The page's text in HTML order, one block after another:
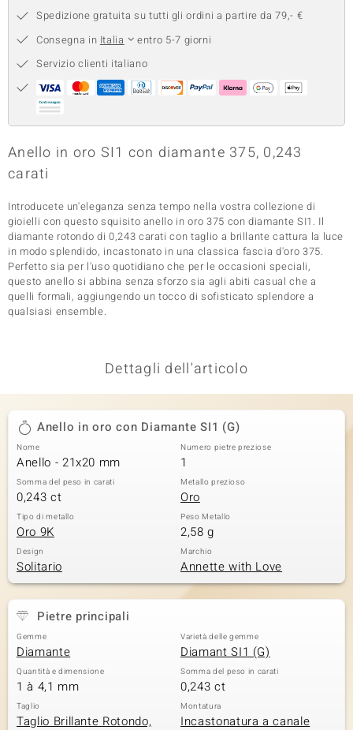
ClassicsSpedizione gratuita su tutti gli ordini a partire da 79,- €
Consegna in Italia
entro 5-7 giorni
Servizio clienti italiano
Anello in oro SI1 con diamante 375, 0,243
carati
Introducete un'eleganza senza tempo nella vostra collezione di
gioielli con questo squisito anello in oro 375 con diamante SI1. Il
diamante rotondo di 0,243 carati con taglio a brillante cattura la luce
in modo splendido, incastonato in una classica fascia d'oro 375.
Perfetto sia per l'uso quotidiano che per le occasioni speciali,
questo anello si abbina senza sforzo sia agli abiti casual che a
quelli formali, aggiungendo un tocco di sofisticato splendore a
qualsiasi ensemble.
Dettagli dell'articolo
Anello in oro con Diamante SI1 (G)
Nome
Anello - 21x20 mm
Numero pietre preziose
1
Somma del peso in carati
0,243 ct
Metallo prezioso
Oro
Tipo di metallo
Oro 9K
Peso Metallo
2,58 g
Design
Solitario
Marchio
Annette with Love
Pietre principali
Gemme
Diamante
Varietà delle gemme
Diamant SI1 (G)
Quantità e dimensione
1 à 4,1 mm
Somma del peso in carati
0,243 ct
Taglio
Taglio Brillante Rotondo,
Montatura
Incastonatura a canale